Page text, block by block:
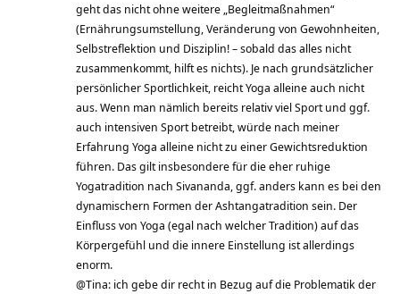
geht das nicht ohne weitere „Begleitmaßnahmen“
(Ernährungsumstellung, Veränderung von Gewohnheiten,
Selbstreflektion und Disziplin! – sobald das alles nicht
zusammenkommt, hilft es nichts). Je nach grundsätzlicher
persönlicher Sportlichkeit, reicht Yoga alleine auch nicht
aus. Wenn man nämlich bereits relativ viel Sport und ggf.
auch intensiven Sport betreibt, würde nach meiner
Erfahrung Yoga alleine nicht zu einer Gewichtsreduktion
führen. Das gilt insbesondere für die eher ruhige
Yogatradition nach Sivananda, ggf. anders kann es bei den
dynamischern Formen der Ashtangatradition sein. Der
Einfluss von Yoga (egal nach welcher Tradition) auf das
Körpergefühl und die innere Einstellung ist allerdings
enorm.
@Tina: ich gebe dir recht in Bezug auf die Problematik der